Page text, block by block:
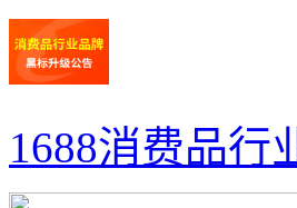
1688消费品行